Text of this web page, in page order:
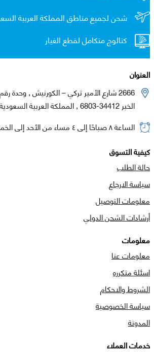
شحن لجميع مناطق المملكة العربية
كتالوج متكامل لقطع الغيار
العنوان
2666 شارع الأمير تركي – الكورنيش , وحدة رقم 102
الخبر 34412-6803 , المملكة العربية السعودية
الساعة ٨ صباحًا إلى ٤ مساء من الأحد إلى الخميس
كيفية التسوق
حالة الطلب
سياسة الارجاع
معلومات التوصيل
أرشادات الشحن الدولي
معلومات
معلومات عنا
اسئلة متكرره
الشروط والاحكام
سياسة الخصوصية
المدونة
خدمات العملاء